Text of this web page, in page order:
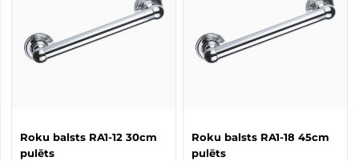
Roku balsts RA1-12 30cm
pulēts
Roku balsts RA1-18 45cm
pulēts